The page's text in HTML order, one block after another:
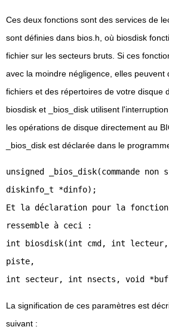
Ces deux fonctions sont des services de
sont définies dans bios.h, où biosdisk
fichier sur les secteurs bruts. Si ces
avec la moindre négligence, elles peuvent
fichiers et des répertoires de votre disque
biosdisk et _bios_disk utilisent
les opérations de disque directement au
_bios_disk est déclarée dans le
unsigned _bios_disk(commande
diskinfo_t *dinfo);
Et la déclaration pour la fonction
ressemble à ceci :
int biosdisk(int cmd, int
piste,
int secteur, int nsects, void
La signification de ces paramètres est
suivant :